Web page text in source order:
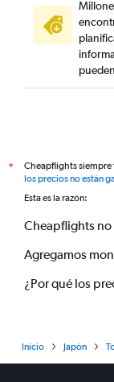
*
Cheapflights siempre
los precios no están
Esta es la razón:
Cheapflights no
Agregamos
¿Por qué los
Inicio Japón